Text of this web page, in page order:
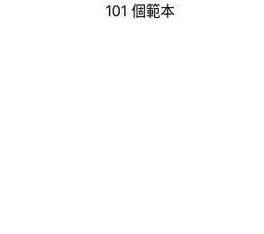
101 個範本